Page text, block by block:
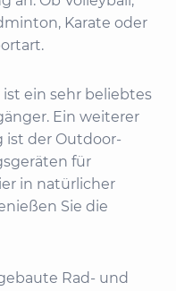
Karate oder
ein sehr beliebtes
Ein weiterer
ist der Outdoor-
für
in natürlicher
Sie die
Rad- und